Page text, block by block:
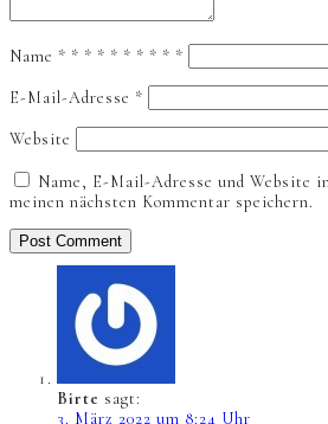
Name * * * * * * * * * *
E-Mail-Adresse *
Website
Name, E-Mail-Adresse und Website
meinen nächsten Kommentar speichern.
Post Comment
Birte sagt:
3. März 2022 um 8:24 Uhr